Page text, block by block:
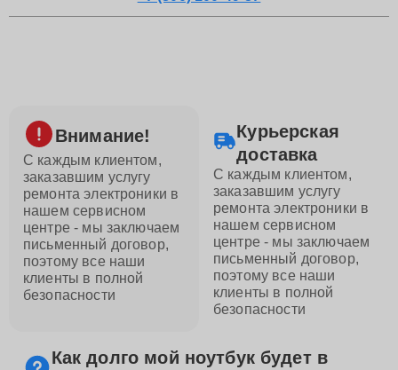
Внимание!
С каждым клиентом,
заказавшим услугу
ремонта электроники в
нашем сервисном
центре - мы заключаем
письменный договор,
поэтому все наши
клиенты в полной
безопасности
Курьерская
доставка
С каждым клиентом,
заказавшим услугу
ремонта электроники в
нашем сервисном
центре - мы заключаем
письменный договор,
поэтому все наши
клиенты в полной
безопасности
Как долго мой ноутбук будет в